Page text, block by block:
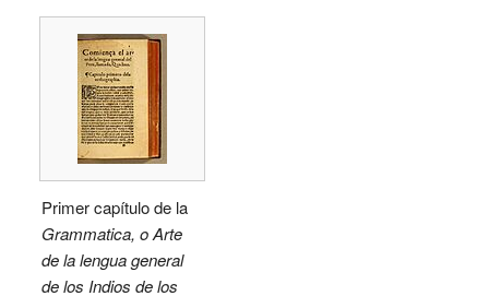
Primer capítulo de la
Grammatica, o Arte
de la lengua general
de los Indios de los